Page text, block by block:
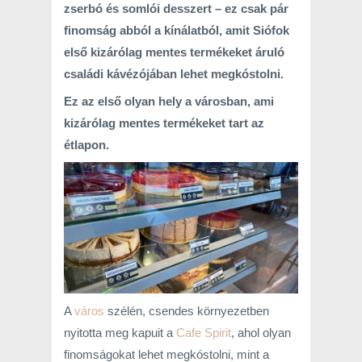
zserbó és somlói desszert – ez csak pár
finomság abból a kínálatból, amit Siófok
első kizárólag mentes termékeket áruló
családi kávézójában lehet megkóstolni.
Ez az első olyan hely a városban, ami
kizárólag mentes termékeket tart az
étlapon.
Aváros szélén, csendes környezetben
nyitotta meg kapuit a Cafe Spirit, ahol olyan
finomságokat lehet megkóstolni, mint a